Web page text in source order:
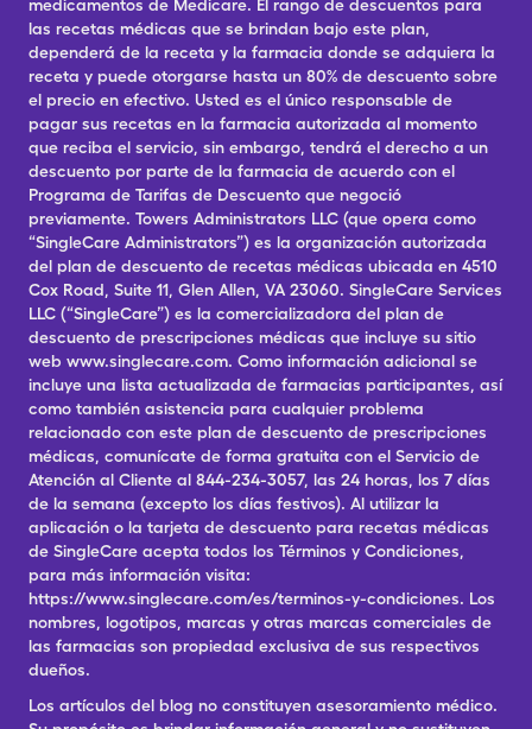
medicamentos de Medicare. El rango de descuentos para
las recetas médicas que se brindan bajo este plan,
dependerá de la receta y la farmacia donde se adquiera la
receta y puede otorgarse hasta un 80% de descuento sobre
el precio en efectivo. Usted es el único responsable de
pagar sus recetas en la farmacia autorizada al momento
que reciba el servicio, sin embargo, tendrá el derecho a un
descuento por parte de la farmacia de acuerdo con el
Programa de Tarifas de Descuento que negoció
previamente. Towers Administrators LLC (que opera como
“SingleCare Administrators”) es la organización autorizada
del plan de descuento de recetas médicas ubicada en 4510
Cox Road, Suite 11, Glen Allen, VA 23060. SingleCare Services
LLC (“SingleCare”) es la comercializadora del plan de
descuento de prescripciones médicas que incluye su sitio
web www.singlecare.com. Como información adicional se
incluye una lista actualizada de farmacias participantes, así
como también asistencia para cualquier problema
relacionado con este plan de descuento de prescripciones
médicas, comunícate de forma gratuita con el Servicio de
Atención al Cliente al 844-234-3057, las 24 horas, los 7 días
de la semana (excepto los días festivos). Al utilizar la
aplicación o la tarjeta de descuento para recetas médicas
de SingleCare acepta todos los Términos y Condiciones,
para más información visita:
https://www.singlecare.com/es/terminos-y-condiciones. Los
nombres, logotipos, marcas y otras marcas comerciales de
las farmacias son propiedad exclusiva de sus respectivos
dueños.
Los artículos del blog no constituyen asesoramiento médico.